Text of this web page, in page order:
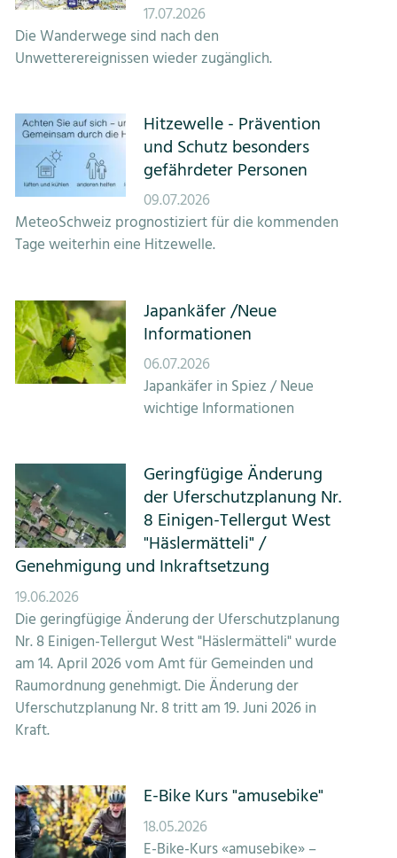
17.07.2026
Die Wanderwege sind nach den
Unwetterereignissen wieder zugänglich.
Hitzewelle - Prävention
und Schutz besonders
gefährdeter Personen
09.07.2026
MeteoSchweiz prognostiziert für die kommenden
Tage weiterhin eine Hitzewelle.
Japankäfer /Neue
Informationen
06.07.2026
Japankäfer in Spiez / Neue
wichtige Informationen
Geringfügige Änderung
der Uferschutzplanung Nr.
8 Einigen-Tellergut West
"Häslermätteli" /
Genehmigung und Inkraftsetzung
19.06.2026
Die geringfügige Änderung der Uferschutzplanung
Nr. 8 Einigen-Tellergut West "Häslermätteli" wurde
am 14. April 2026 vom Amt für Gemeinden und
Raumordnung genehmigt. Die Änderung der
Uferschutzplanung Nr. 8 tritt am 19. Juni 2026 in
Kraft.
E-Bike Kurs "amusebike"
18.05.2026
E-Bike-Kurs «amusebike» –